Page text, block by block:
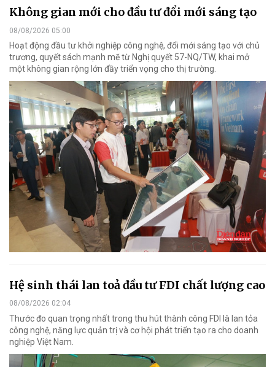
Không gian mới cho đầu tư đổi mới sáng tạo
08/08/2026 05:00
Hoạt động đầu tư khởi nghiệp công nghệ, đổi mới sáng tạo với chủ
trương, quyết sách mạnh mẽ từ Nghị quyết 57-NQ/TW, khai mở
một không gian rộng lớn đầy triển vọng cho thị trường.
Hệ sinh thái lan toả đầu tư FDI chất lượng cao
08/08/2026 02:04
Thước đo quan trọng nhất trong thu hút thành công FDI là lan tỏa
công nghệ, năng lực quản trị và cơ hội phát triển tạo ra cho doanh
nghiệp Việt Nam.